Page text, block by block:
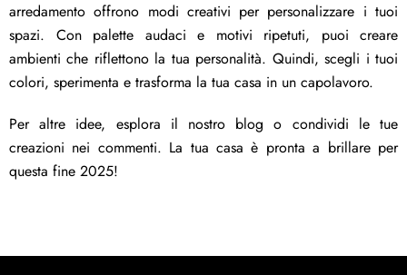
arredamento offrono modi creativi per personalizzare i tuoi
spazi. Con palette audaci e motivi ripetuti, puoi creare
ambienti che riflettono la tua personalità. Quindi, scegli i tuoi
colori, sperimenta e trasforma la tua casa in un capolavoro.
Per altre idee, esplora il nostro blog o condividi le tue
creazioni nei commenti. La tua casa è pronta a brillare per
questa fine 2025!